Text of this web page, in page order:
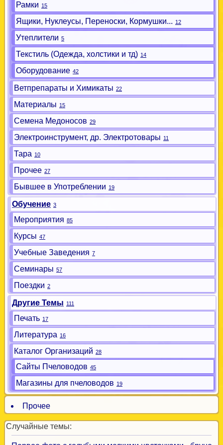
Рамки 15
Ящики, Нуклеусы, Переноски, Кормушки... 12
Утеплители 5
Текстиль (Одежда, холстики и тд) 14
Оборудование 42
Ветпрепараты и Химикаты 22
Материалы 15
Семена Медоносов 29
Электроинструмент, др. Электротовары 11
Тара 10
Прочее 27
Бывшее в Употреблении 19
Обучение 3
Мероприятия 85
Курсы 47
Учебные Заведения 7
Семинары 57
Поездки 2
Другие Темы 111
Печать 17
Литература 16
Каталог Организаций 28
Сайты Пчеловодов 45
Магазины для пчеловодов 19
Прочее
Случайные темы: